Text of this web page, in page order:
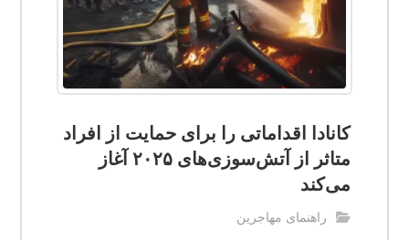
کانادا اقداماتی را برای حمایت از افراد
متاثر از آتش‌سوزی‌های ۲۰۲۵ آغاز
می‌کند
راهنمای مهاجرین